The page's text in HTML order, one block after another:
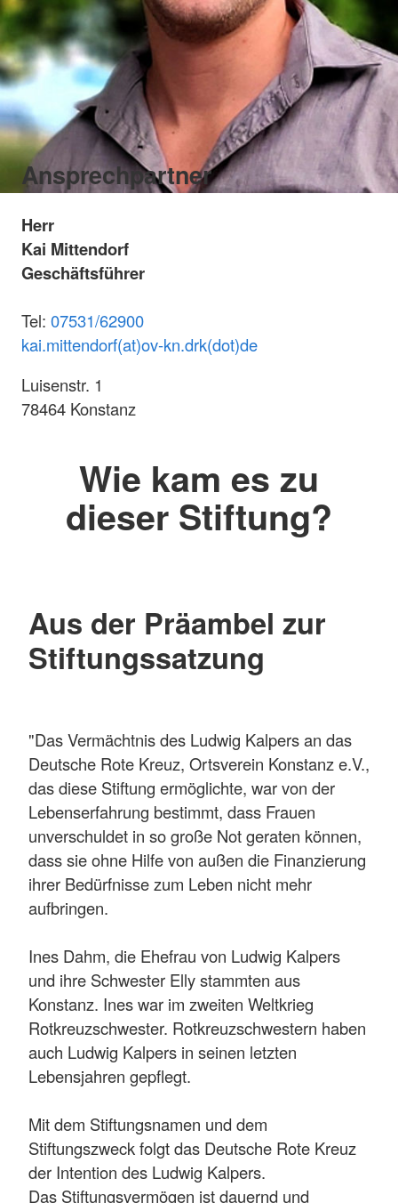
Ansprechpartner
Herr
Kai Mittendorf
Geschäftsführer
Tel: 07531/62900
kai.mittendorf(at)ov-kn.drk(dot)de
Luisenstr. 1
78464 Konstanz
Wie kam es zu
dieser Stiftung?
Aus der Präambel zur
Stiftungssatzung
"Das Vermächtnis des Ludwig Kalpers an das
Deutsche Rote Kreuz, Ortsverein Konstanz e.V.,
das diese Stiftung ermöglichte, war von der
Lebenserfahrung bestimmt, dass Frauen
unverschuldet in so große Not geraten können,
dass sie ohne Hilfe von außen die Finanzierung
ihrer Bedürfnisse zum Leben nicht mehr
aufbringen.
Ines Dahm, die Ehefrau von Ludwig Kalpers
und ihre Schwester Elly stammten aus
Konstanz. Ines war im zweiten Weltkrieg
Rotkreuzschwester. Rotkreuzschwestern haben
auch Ludwig Kalpers in seinen letzten
Lebensjahren gepflegt.
Mit dem Stiftungsnamen und dem
Stiftungszweck folgt das Deutsche Rote Kreuz
der Intention des Ludwig Kalpers.
Das Stiftungsvermögen ist dauernd und